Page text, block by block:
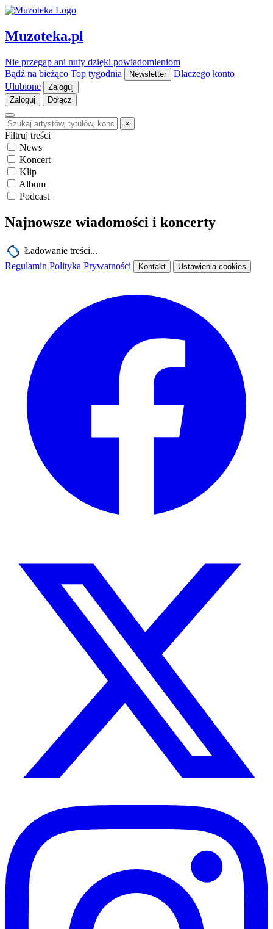
Muzoteka.pl
Nie przegap ani nuty dzięki powiadomieniom
Bądź na bieżąco Top tygodnia Newsletter
Dlaczego konto
Ulubione
Zaloguj
Zaloguj
Dołącz
×
Filtruj treści
News
Koncert
Klip
Album
Podcast
Najnowsze wiadomości i koncerty
Ładowanie treści...
Regulamin Polityka Prywatności Kontakt Ustawienia cookies